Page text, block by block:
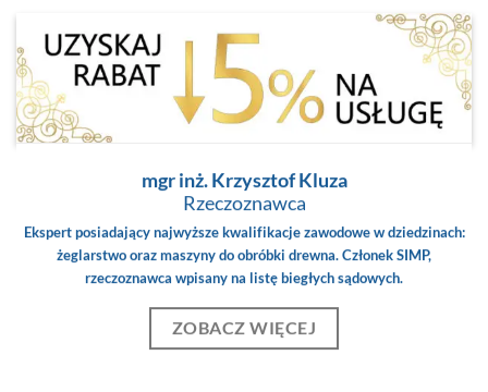
mgr inż. Krzysztof Kluza
Rzeczoznawca
Ekspert posiadający najwyższe kwalifikacje zawodowe w dziedzinach:
żeglarstwo oraz maszyny do obróbki drewna. Członek SIMP,
rzeczoznawca wpisany na listę biegłych sądowych.
ZOBACZ WIĘCEJ